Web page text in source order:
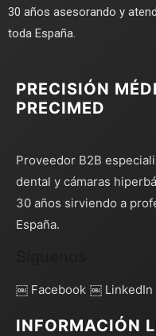
30 años asesorando y
toda España.
PRECISIÓN
PRECIMED
Proveedor B2B
dental y cámaras
30 años sirviendo a
España.
￼ Facebook ￼ LinkedIn
INFORMACIÓN